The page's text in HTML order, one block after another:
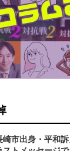
崎市出身・平和